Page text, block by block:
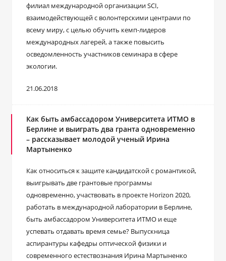
филиал международной организации SCI,
взаимодействующей с волонтерскими центрами по
всему миру, с целью обучить кемп-лидеров
международных лагерей, а также повысить
осведомленность участников семинара в сфере
экологии.
21.06.2018
Как быть амбассадором Университета ИТМО в
Берлине и выиграть два гранта одновременно
– рассказывает молодой ученый Ирина
Мартыненко
Как относиться к защите кандидатской с романтикой,
выигрывать две грантовые программы
одновременно, участвовать в проекте Horizon 2020,
работать в международной лаборатории в Берлине,
быть амбассадором Университета ИТМО и еще
успевать отдавать время семье? Выпускница
аспирантуры кафедры оптической физики и
современного естествознания Ирина Мартыненко